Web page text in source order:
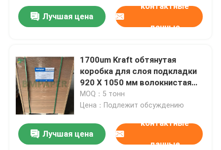
контактные данные
Все случаи
Неуглеродистая NCR-бумага
Рулон термобумаги
Лучшая цена
контактные
данные
1700um Kraft обтянутая
коробка для слоя подкладки
920 X 1050 мм волокнистая
доска 1650 гм
MOQ：5 тонн
Цена：Подлежит обсуждению
Лучшая цена
контактные
данные